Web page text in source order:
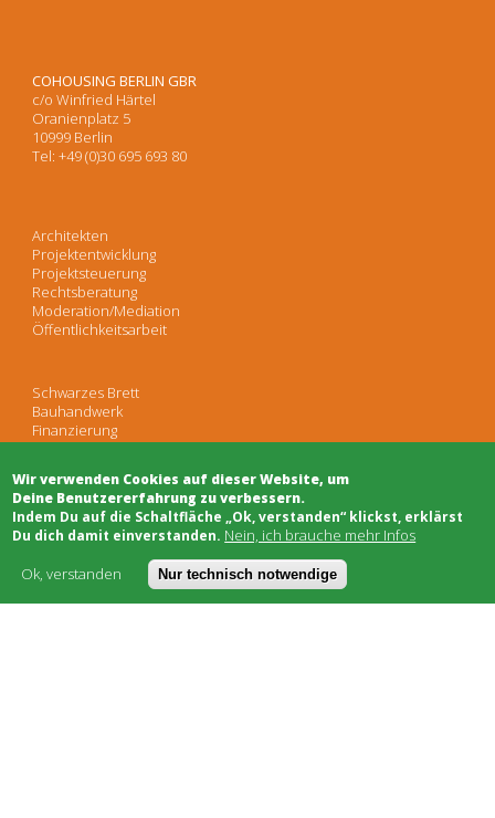
COHOUSING BERLIN GBR
c/o Winfried Härtel
Oranienplatz 5
10999 Berlin
Tel: +49 (0)30 695 693 80
Architekten
Projektentwicklung
Projektsteuerung
Rechtsberatung
Moderation/Mediation
Öffentlichkeitsarbeit
Schwarzes Brett
Bauhandwerk
Finanzierung
Genossenschaften
Netzwerke & Unterstützung
Worum geht's
Kostenmodell
AGB
Wir verwenden Cookies auf dieser Website, um
Deine Benutzererfahrung zu verbessern.
​Indem Du auf die Schaltfläche „Ok, verstanden“ klickst, erklärst
Du dich damit einverstanden. Nein, ich brauche mehr Infos
Ok, verstanden
Nur technisch notwendige